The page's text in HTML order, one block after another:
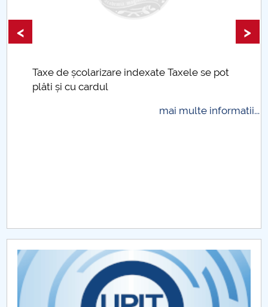
Evenimente CUP
Raportul Conducerii Centrului Universitar Pitești
privind implementarea Planului Operațional 2020-
CAR2026
MENIU CANTINA
Noutăți
Taxe de școlarizare indexate Taxele se pot
plăti și cu cardul
mai multe informatii...
< >